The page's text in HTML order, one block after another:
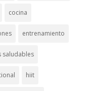
cocina
entrenamiento
saludables
hiit